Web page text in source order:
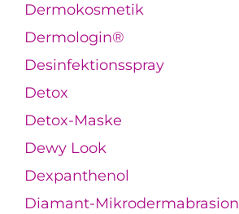
Dermokosmetik
Dermologin®
Desinfektionsspray
Detox
Detox-Maske
Dewy Look
Dexpanthenol
Diamant-Mikrodermabrasion